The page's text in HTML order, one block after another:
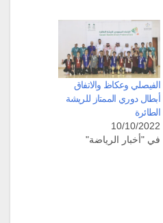
الفيصلي وعكاظ والاتفاق
أبطال دوري الممتاز للريشة
الطائرة
10/10/2022
في "أخبار الرياضة"